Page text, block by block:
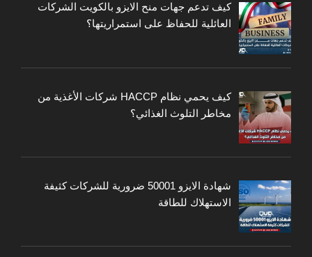
كيف تدعم جهات منح الايزو بالكويت الشركات
العائلية للحفاظ على استمراريتها؟
كيف يحمي نظام HACCP شركات الأغذية من
مخاطر التلوث الغذائي؟
شهادة الايزو 50001 ضرورية للشركات كثيفة
الاستهلاك للطاقة